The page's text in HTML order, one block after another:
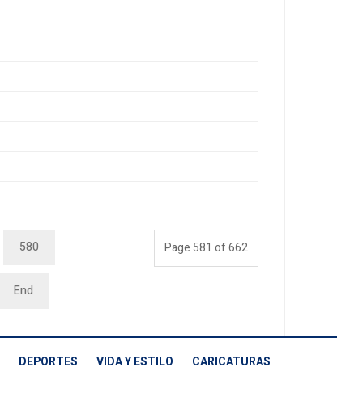
Page 581 of 662
580
End
DEPORTES VIDA Y ESTILO CARICATURAS